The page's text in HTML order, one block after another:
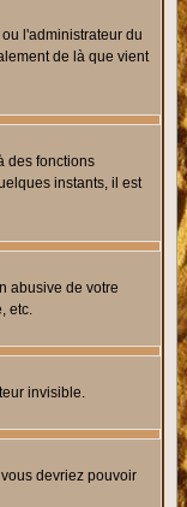
l'administrateur du
de là que vient
des fonctions
instants, il est
abusive de votre
etc.
invisible.
devriez pouvoir